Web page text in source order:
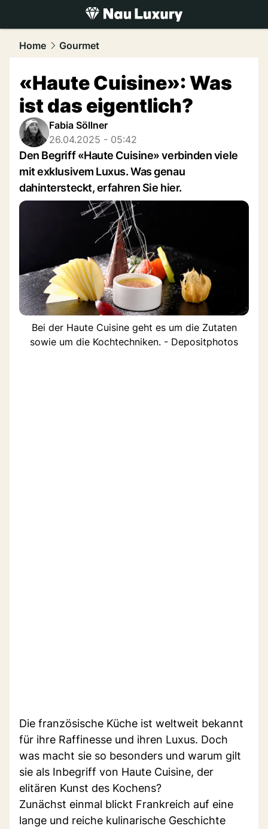
luxury.NAU.ch
Home Gourmet
«Haute Cuisine»: Was
ist das eigentlich?
Fabia Söllner
26.04.2025 - 05:42
Den Begriff «Haute Cuisine» verbinden viele
mit exklusivem Luxus. Was genau
dahintersteckt, erfahren Sie hier.
Bei der Haute Cuisine geht es um die Zutaten
sowie um die Kochtechniken. - Depositphotos
Die französische Küche ist weltweit bekannt
für ihre Raffinesse und ihren Luxus. Doch
was macht sie so besonders und warum gilt
sie als Inbegriff von Haute Cuisine, der
elitären Kunst des Kochens?
Zunächst einmal blickt Frankreich auf eine
lange und reiche kulinarische Geschichte